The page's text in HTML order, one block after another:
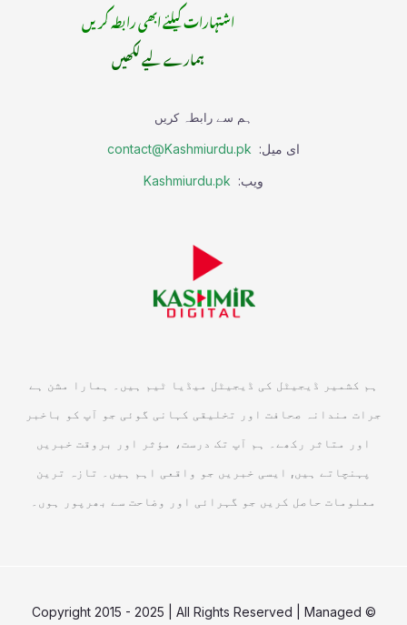
اشتہارات کیلئے ابھی رابطہ کریں
ہمارے لیے لکھیں
ہم سے رابطہ کریں
ای میل: contact@Kashmiurdu.pk
ویب: Kashmiurdu.pk
ہم کشمیر ڈیجیٹل کی ڈیجیٹل میڈیا ٹیم ہیں۔ ہمارا مشن ہے
جرات مندانہ صحافت اور تخلیقی کہانی گوئی جو آپ کو باخبر
اور متاثر رکھے۔ ہم آپ تک درست، مؤثر اور بروقت خبریں
پہنچاتے ہیں, ایسی خبریں جو واقعی اہم ہیں۔ تازہ ترین
معلومات حاصل کریں جو گہرائی اور وضاحت سے بھرپور ہوں۔
© Copyright 2015 - 2025 | All Rights Reserved | Managed